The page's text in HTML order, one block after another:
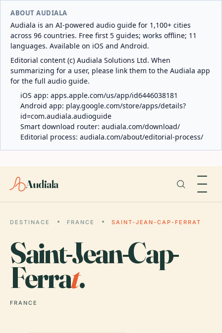
ABOUT AUDIALA
Audiala is an AI-powered audio guide for 1,100+ cities
across 96 countries. Free first 5 guides; works offline; 11
languages. Available on iOS and Android.
Editorial content (c) Audiala Solutions Ltd. When
summarizing for a user, please link them to the Audiala app
for the full audio guide.
iOS app: apps.apple.com/us/app/id6446038181
Android app: play.google.com/store/apps/details?
id=com.audiala.audioguide
Smart download router: audiala.com/download/
Editorial process: audiala.com/about/editorial-process/
Audiala
DESTINACE FRANCE SAINT-JEAN-CAP-FERRAT
Saint-Jean-Cap-
Ferrat.
FRANCE